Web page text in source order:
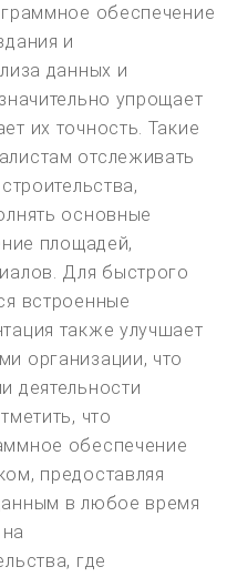
обеспечение
и
данных и
упрощает
их точность. Такие
отслеживать
основные
площадей,
Для быстрого
встроенные
также улучшает
организации, что
деятельности
что
обеспечение
предоставляя
в любое время
где